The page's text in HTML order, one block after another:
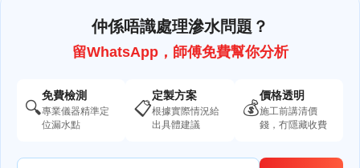
仲係唔識處理滲水問題？
留WhatsApp，師傅免費幫你分析
🔍
免費檢測
專業儀器精準定
位漏水點
📋
定製方案
根據實際情況給
出具體建議
💰
價格透明
施工前講清價
錢，冇隱藏收費